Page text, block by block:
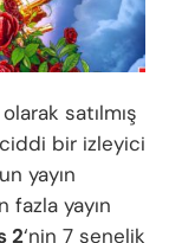
satılmış
bir izleyici
yayın
fazla yayın
2‘nin 7 senelik